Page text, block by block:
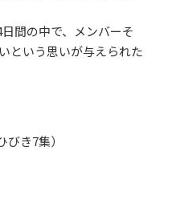
間の中で、メンバーそ
という思いが与えられた
き7集）